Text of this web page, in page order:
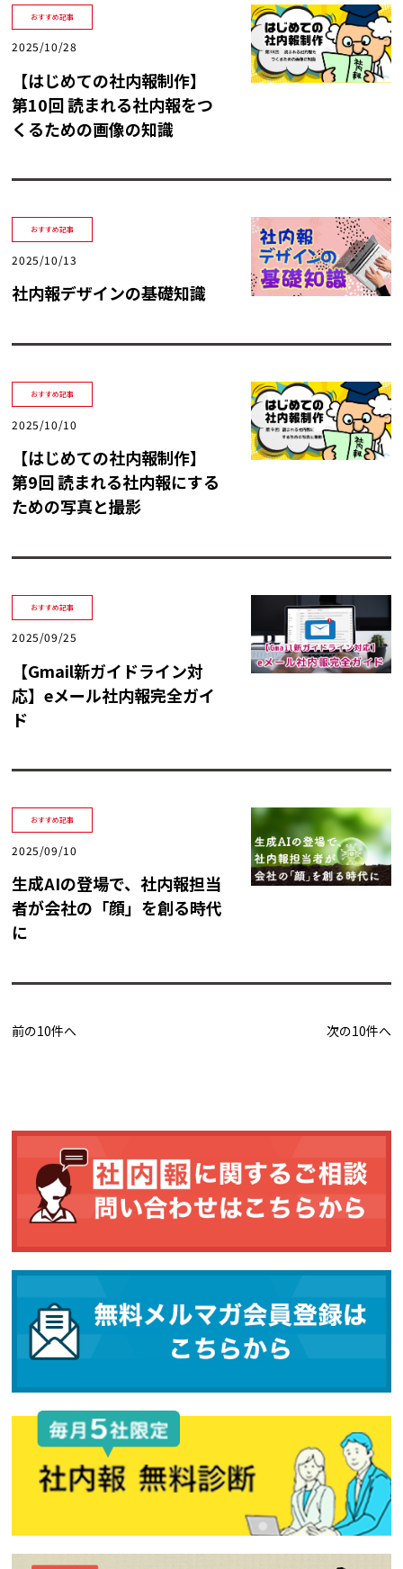
おすすめ記事
2025/10/28
【はじめての社内報制作】
第10回 読まれる社内報をつ
くるための画像の知識
おすすめ記事
2025/10/13
社内報デザインの基礎知識
おすすめ記事
2025/10/10
【はじめての社内報制作】
第9回 読まれる社内報にする
ための写真と撮影
おすすめ記事
2025/09/25
【Gmail新ガイドライン対
応】eメール社内報完全ガイ
ド
おすすめ記事
2025/09/10
生成AIの登場で、社内報担当
者が会社の「顔」を創る時代
に
前の10件へ 次の10件へ